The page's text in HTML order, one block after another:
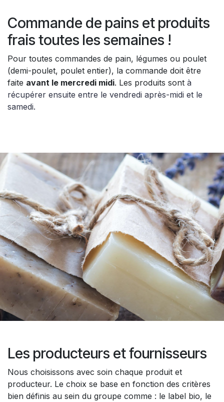
Commande de pains et produits
frais toutes les semaines !
Pour toutes commandes de pain, légumes ou poulet
(demi-poulet, poulet entier), la commande doit être
faite avant le mercredi midi. Les produits sont à
récupérer ensuite entre le vendredi après-midi et le
samedi.
Les producteurs et fournisseurs
Nous choisissons avec soin chaque produit et
producteur. Le choix se base en fonction des critères
bien définis au sein du groupe comme : le label bio, le